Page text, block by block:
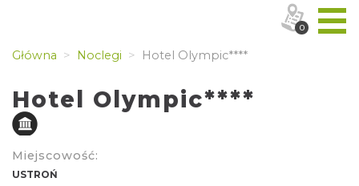
Główna Noclegi Hotel Olympic****
Hotel Olympic****
Miejscowość:
USTROŃ
0